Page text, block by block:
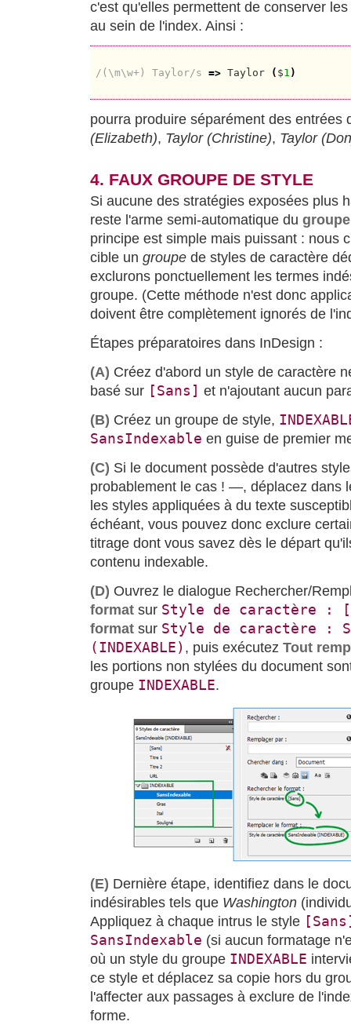
c'est qu'elles permettent de conserver
au sein de l'index. Ainsi :
/(\m\w+) Taylor/s => Taylor ( $1 )
pourra produire séparément des entrées
(Elizabeth), Taylor (Christine), Taylor
4. FAUX GROUPE DE STYLE
Si aucune des stratégies exposées plus
reste l'arme semi-automatique du
principe est simple mais puissant : nous
cible un groupe de styles de caractère
exclurons ponctuellement les termes
groupe. (Cette méthode n'est donc
doivent être complètement ignorés de
Étapes préparatoires dans InDesign :
(A) Créez d'abord un style de caractère
basé sur [Sans] et n'ajoutant aucun
(B) Créez un groupe de style,
SansIndexable en guise de premier
(C) Si le document possède d'autres
probablement le cas ! —, déplacez dans
les styles appliquées à du texte
échéant, vous pouvez donc exclure
titrage dont vous savez dès le départ
contenu indexable.
(D) Ouvrez le dialogue Rechercher/
format sur Style de caractère :
format sur Style de caractère :
(INDEXABLE) , puis exécutez Tout
les portions non stylées du document
groupe INDEXABLE.
(E) Dernière étape, identifiez dans le
indésirables tels que Washington
Appliquez à chaque intrus le style
SansIndexable (si aucun formatage
où un style du groupe INDEXABLE
ce style et déplacez sa copie hors du
l'affecter aux passages à exclure de
forme.